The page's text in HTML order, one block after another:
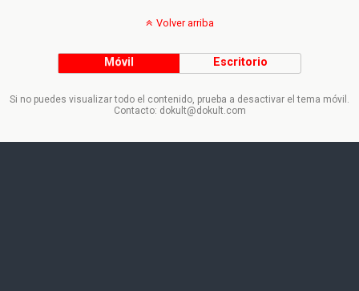
Volver arriba
Móvil Escritorio
Si no puedes visualizar todo el contenido, prueba a desactivar el tema móvil.
Contacto: dokult@dokult.com